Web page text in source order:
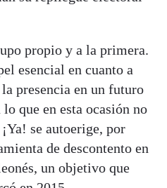
propio y a la primera.
esencial en cuanto a
presencia en un futuro
que en esta ocasión no
se autoerige, por
de descontento en
un objetivo que